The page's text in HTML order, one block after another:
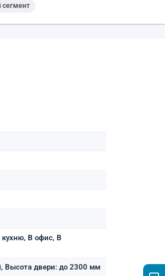
сегмент
кухню, В офис, В
Высота двери: до 2300 мм